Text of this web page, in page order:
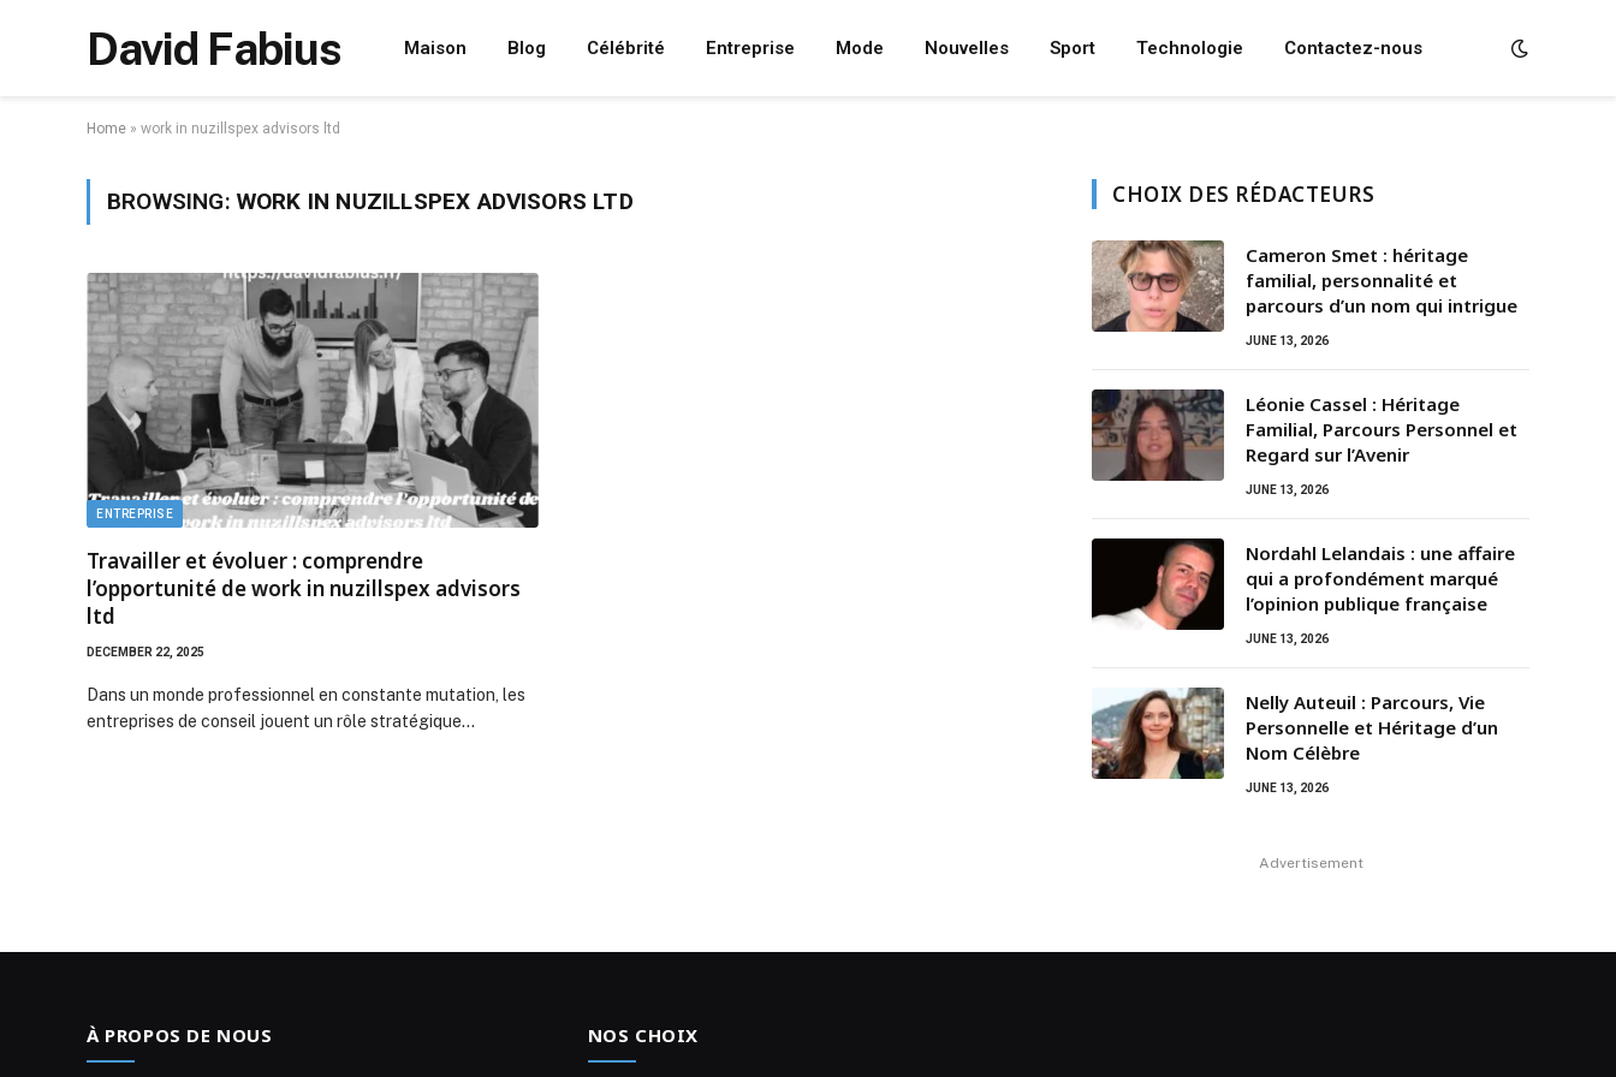
David Fabius Maison Blog Célébrité Entreprise Mode Nouvelles Sport Technologie Contactez-nous
Home » work in nuzillspex advisors ltd
BROWSING: WORK IN NUZILLSPEX ADVISORS LTD
ENTREPRISE
Travailler et évoluer : comprendre
l’opportunité de work in nuzillspex advisors
ltd
DECEMBER 22, 2025
Dans un monde professionnel en constante mutation, les
entreprises de conseil jouent un rôle stratégique…
CHOIX DES RÉDACTEURS
Cameron Smet : héritage
familial, personnalité et
parcours d’un nom qui intrigue
JUNE 13, 2026
Léonie Cassel : Héritage
Familial, Parcours Personnel et
Regard sur l’Avenir
JUNE 13, 2026
Nordahl Lelandais : une affaire
qui a profondément marqué
l’opinion publique française
JUNE 13, 2026
Nelly Auteuil : Parcours, Vie
Personnelle et Héritage d’un
Nom Célèbre
JUNE 13, 2026
Advertisement
À PROPOS DE NOUS NOS CHOIX